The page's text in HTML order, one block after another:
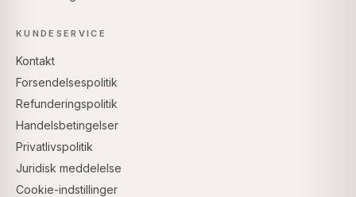
KUNDESERVICE
Kontakt
Forsendelsespolitik
Refunderingspolitik
Handelsbetingelser
Privatlivspolitik
Juridisk meddelelse
Cookie-indstillinger